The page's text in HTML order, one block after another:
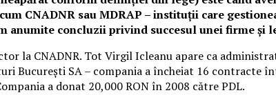
CNADNR sau MDRAP – instituții care
anumite concluzii privind succesul unei firme și
la CNADNR. Tot Virgil Icleanu apare ca
București SA – compania a încheiat 16 contracte
a donat 20,000 RON în 2008 către PDL.